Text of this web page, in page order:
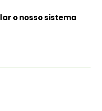
o nosso sistema